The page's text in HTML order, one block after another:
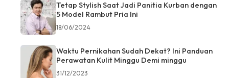
Tetap Stylish Saat Jadi Panitia Kurban dengan
5 Model Rambut Pria Ini
18/06/2024
Waktu Pernikahan Sudah Dekat? Ini Panduan
Perawatan Kulit Minggu Demi minggu
31/12/2023